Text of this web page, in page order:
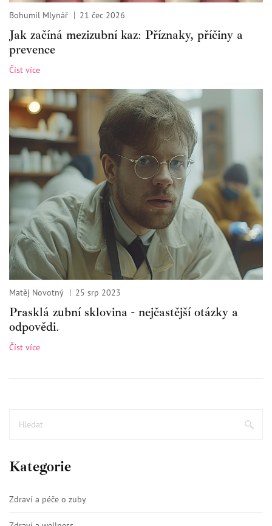
Bohumil Mlynář 21 čec 2026
Jak začíná mezizubní kaz: Příznaky, příčiny a
prevence
Číst více
Matěj Novotný 25 srp 2023
Prasklá zubní sklovina - nejčastější otázky a
odpovědi.
Číst více
Kategorie
Zdraví a péče o zuby